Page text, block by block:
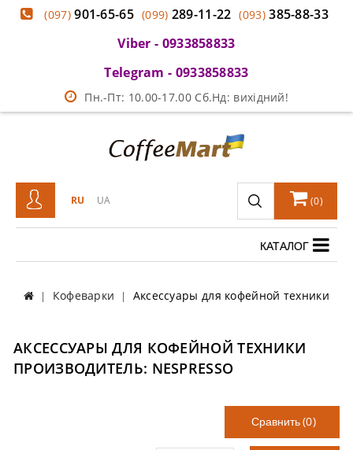
(097)901-65-65 (099) 289-11-22 (093)385-88-33
Viber - 0933858833
Telegram - 0933858833
Пн.-Пт: 10.00-17.00 Сб.Нд: вихідний!
RU UA (0)
КАТАЛОГ
Кофеварки Аксессуары для кофейной техники
АКСЕССУАРЫ ДЛЯ КОФЕЙНОЙ ТЕХНИКИ
ПРОИЗВОДИТЕЛЬ: NESPRESSO
Сравнить(0)